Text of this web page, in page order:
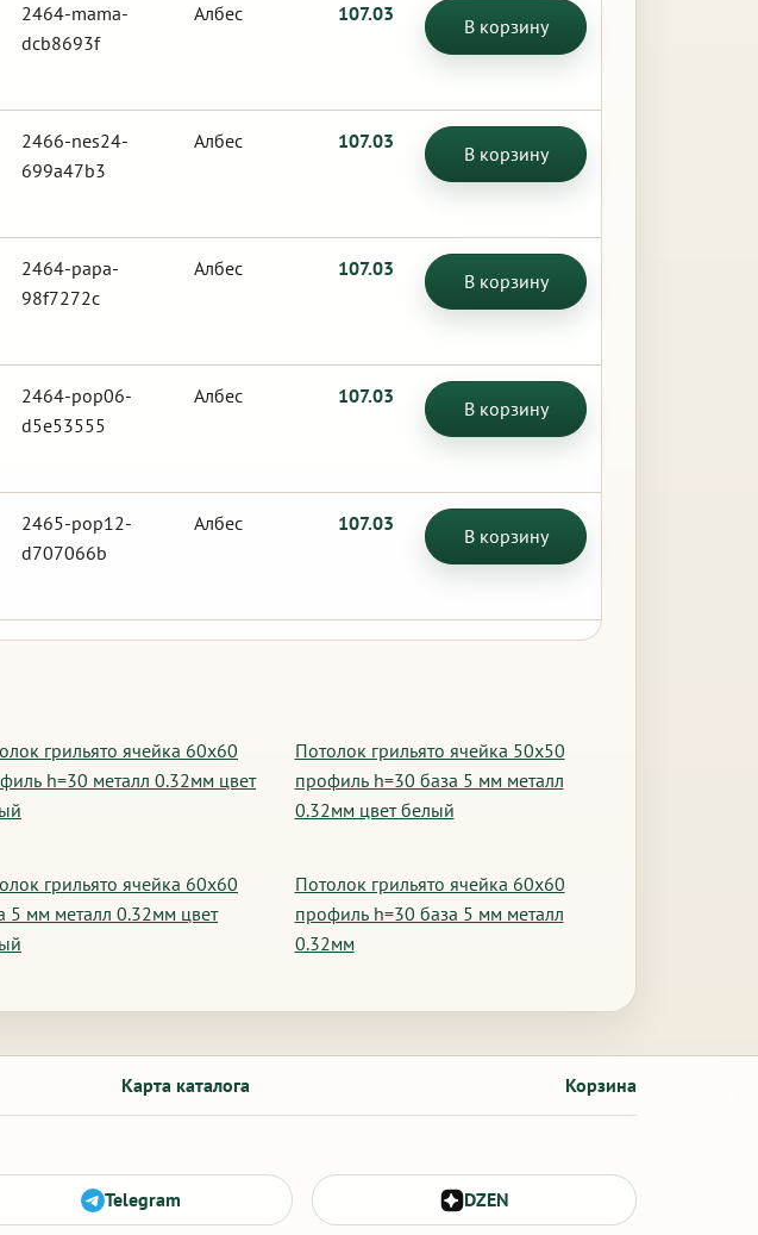
2464-mama-
dcb8693f
Албес 107.03
В корзину
2466-nes24-
699a47b3
Албес 107.03
В корзину
2464-papa-
98f7272c
Албес 107.03
В корзину
2464-pop06-
d5e53555
Албес 107.03
В корзину
2465-pop12-
d707066b
Албес 107.03
В корзину
грильято ячейка 60х60
h=30 металл 0.32мм цвет
Потолок грильято ячейка 50х50
профиль h=30 база 5 мм металл
0.32мм цвет белый
грильято ячейка 60х60
5 мм металл 0.32мм цвет
Потолок грильято ячейка 60х60
профиль h=30 база 5 мм металл
0.32мм
Карта каталога Корзина
Telegram DZEN